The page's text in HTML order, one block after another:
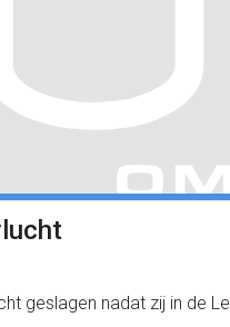
geslagen nadat zij in de